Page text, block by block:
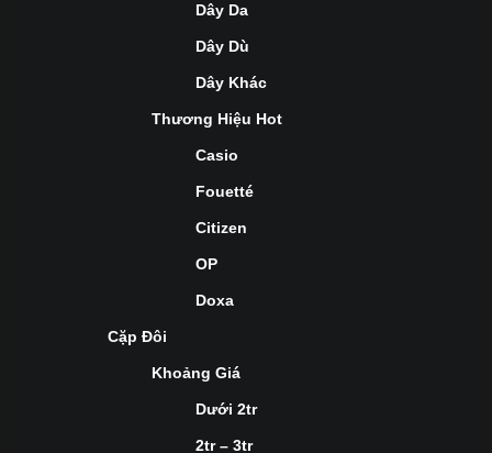
Dây Da
Dây Dù
Dây Khác
Thương Hiệu Hot
Casio
Fouetté
Citizen
OP
Doxa
Cặp Đôi
Khoảng Giá
Dưới 2tr
2tr – 3tr